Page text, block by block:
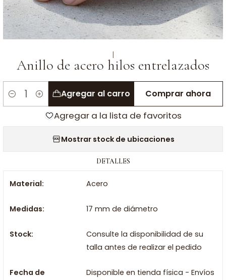
|
Anillo de acero hilos entrelazados
Cantidad
Agregar al carro Comprar ahora
Agregar a la lista de favoritos
Mostrar stock de ubicaciones
DETALLES
Material: Acero
Medidas: 17 mm de diámetro
Stock:
Consulte la disponibilidad de su
talla antes de realizar el pedido
Fecha de
Disponible en tienda física - Envíos